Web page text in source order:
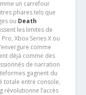
un carrefour
phares tels que
ou Death
les limites de
Xbox Series X ou
comme
déjà comme des
de narration
gagnent du
totale entre console,
révolutionne l’accès